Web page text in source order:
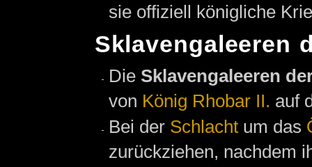
sie offiziell königliche
Sklavengaleeren
Die Sklavengaleeren
von König Rhobar II. auf
Bei der Schlacht um das
zurückziehen, nachdem